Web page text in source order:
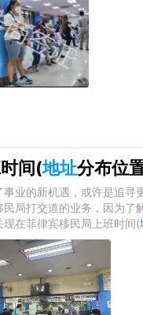
间(地址分布位
业的新机遇，或许是追
局打交道的业务，因为
在菲律宾移民局上班时间(